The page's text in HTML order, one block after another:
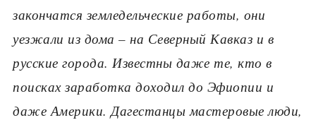
закончатся земледельческие работы, они
уезжали из дома – на Северный Кавказ и в
русские города. Известны даже те, кто в
поисках заработка доходил до Эфиопии и
даже Америки. Дагестанцы мастеровые люди,